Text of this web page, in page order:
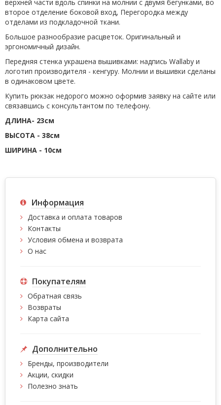
верхней части вдоль спинки на молнии с двумя бегунками, во
второе отделение боковой вход, Перегородка между
отделами из подкладочной ткани.
Большое разнообразие расцветок. Оригинальный и
эргономичный дизайн.
Передняя стенка украшена вышивками: надпись Wallaby и
логотип производителя - кенгуру. Молнии и вышивки сделаны
в одинаковом цвете.
Купить рюкзак недорого можно оформив заявку на сайте или
связавшись с консультантом по телефону.
ДЛИНА- 23см
ВЫСОТА - 38см
ШИРИНА - 10см
Информация
Доставка и оплата товаров
Контакты
Условия обмена и возврата
О нас
Покупателям
Обратная связь
Возвраты
Карта сайта
Дополнительно
Бренды, производители
Акции, скидки
Полезно знать